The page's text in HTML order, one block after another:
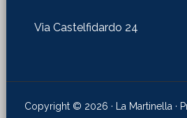
Via Castelfidardo 24
Copyright © 2026 · La Martinella ·